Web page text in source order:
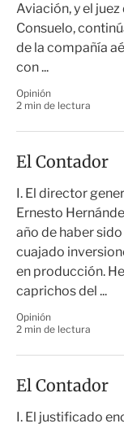
Aviación, y el
Consuelo,
de la compañía
con ...
Opinión
2 min de lectura
El Contador
I. El director
Ernesto
año de haber
cuajado
en producción.
caprichos del ...
Opinión
2 min de lectura
El Contador
I. El justificado